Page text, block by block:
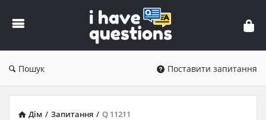
iHaveQuestions
Пошук Поставити запитання
Дім / Запитання / Q 11211